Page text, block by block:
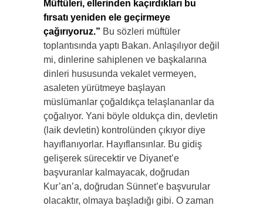
Müftüleri, ellerinden kaçırdıkları bu
fırsatı yeniden ele geçirmeye
çağırıyoruz.” Bu sözleri müftüler
toplantısında yaptı Bakan. Anlaşılıyor değil
mi, dinlerine sahiplenen ve başkalarına
dinleri hususunda vekalet vermeyen,
asaleten yürütmeye başlayan
müslümanlar çoğaldıkça telaşlananlar da
çoğalıyor. Yani böyle oldukça din, devletin
(laik devletin) kontrolünden çıkıyor diye
hayıflanıyorlar. Hayıflansınlar. Bu gidiş
gelişerek sürecektir ve Diyanet’e
başvuranlar kalmayacak, doğrudan
Kur’an’a, doğrudan Sünnet’e başvurular
olacaktır, olmaya başladığı gibi. O zaman